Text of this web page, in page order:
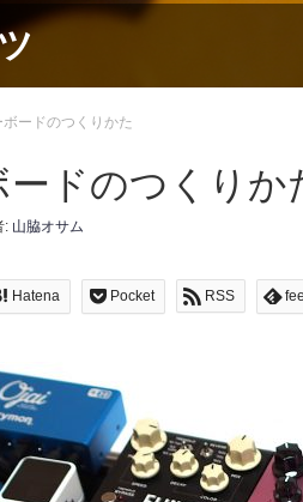
ボードのつくりかた
ドのつくりか
: 山脇オサム
Hatena Pocket RSS